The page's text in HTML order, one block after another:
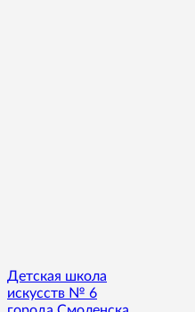
Детская школа
искусств № 6